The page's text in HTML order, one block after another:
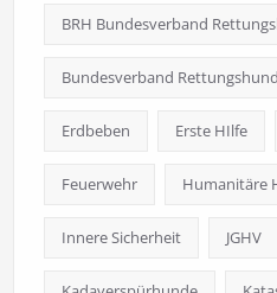
BRH Bundesverband
Bundesverband
Erdbeben Erste HIlfe
Feuerwehr Humanitäre
Innere Sicherheit JGHV